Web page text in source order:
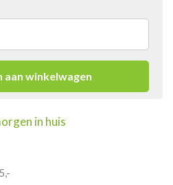
aan winkelwagen
in huis